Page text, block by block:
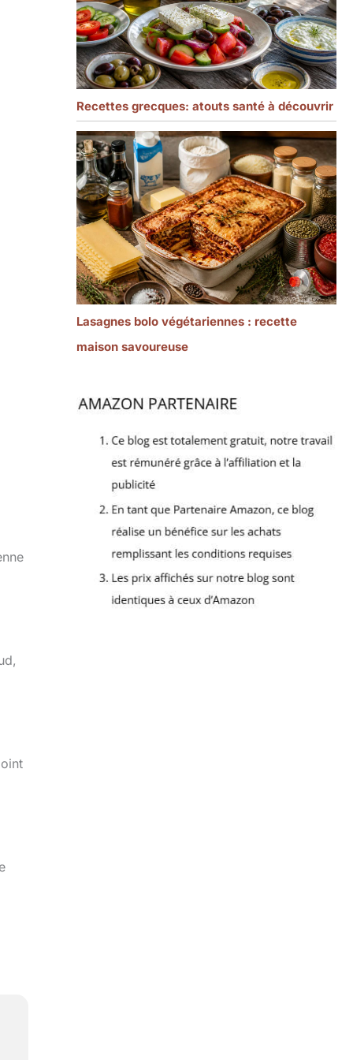
Recettes grecques: atouts santé à découvrir
Lasagnes bolo végétariennes : recette
maison savoureuse